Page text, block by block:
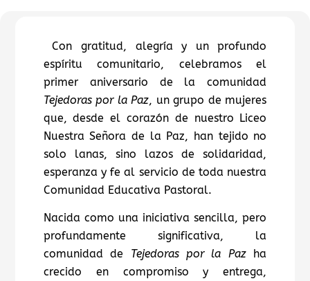
Con gratitud, alegría y un profundo
espíritu comunitario, celebramos el
primer aniversario de la comunidad
Tejedoras por la Paz, un grupo de mujeres
que, desde el corazón de nuestro Liceo
Nuestra Señora de la Paz, han tejido no
solo lanas, sino lazos de solidaridad,
esperanza y fe al servicio de toda nuestra
Comunidad Educativa Pastoral.
Nacida como una iniciativa sencilla, pero
profundamente significativa, la
comunidad de Tejedoras por la Pazha
crecido en compromiso y entrega,